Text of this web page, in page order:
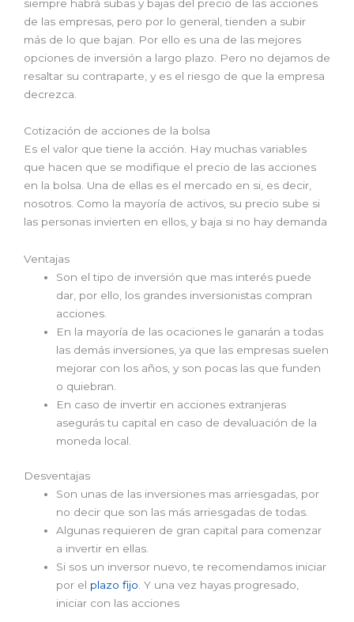
siempre habrá subas y bajas del precio de las acciones
de las empresas, pero por lo general, tienden a subir
más de lo que bajan. Por ello es una de las mejores
opciones de inversión a largo plazo. Pero no dejamos de
resaltar su contraparte, y es el riesgo de que la empresa
decrezca.
Cotización de acciones de la bolsa
Es el valor que tiene la acción. Hay muchas variables
que hacen que se modifique el precio de las acciones
en la bolsa. Una de ellas es el mercado en si, es decir,
nosotros. Como la mayoría de activos, su precio sube si
las personas invierten en ellos, y baja si no hay demanda
Ventajas
Son el tipo de inversión que mas interés puede
dar, por ello, los grandes inversionistas compran
acciones.
En la mayoría de las ocaciones le ganarán a todas
las demás inversiones, ya que las empresas suelen
mejorar con los años, y son pocas las que funden
o quiebran.
En caso de invertir en acciones extranjeras
asegurás tu capital en caso de devaluación de la
moneda local.
Desventajas
Son unas de las inversiones mas arriesgadas, por
no decir que son las más arriesgadas de todas.
Algunas requieren de gran capital para comenzar
a invertir en ellas.
Si sos un inversor nuevo, te recomendamos iniciar
por el plazo fijo . Y una vez hayas progresado,
iniciar con las acciones